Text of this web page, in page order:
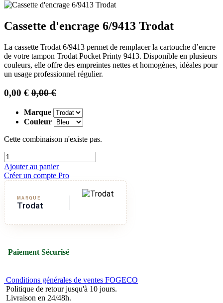
Cassette d'encrage 6/9413 Trodat
La cassette Trodat 6/9413 permet de remplacer la cartouche d’encre
de votre tampon Trodat Pocket Printy 9413. Disponible en plusieurs
couleurs, elle offre des empreintes nettes et homogènes, idéales pour
un usage professionnel régulier.
0,00 € 0,00€
Marque
Couleur
Cette combinaison n'existe pas.
Ajouter au panier
Créer un compte Pro
MARQUE
Trodat
Paiement Sécurisé
Conditions générales de ventes FOGECO
Politique de retour jusqu'à 10 jours.
Livraison en 24/48h.